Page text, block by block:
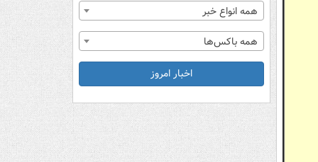
همه انواع خبر
همه باکس‌ها
اخبار امروز